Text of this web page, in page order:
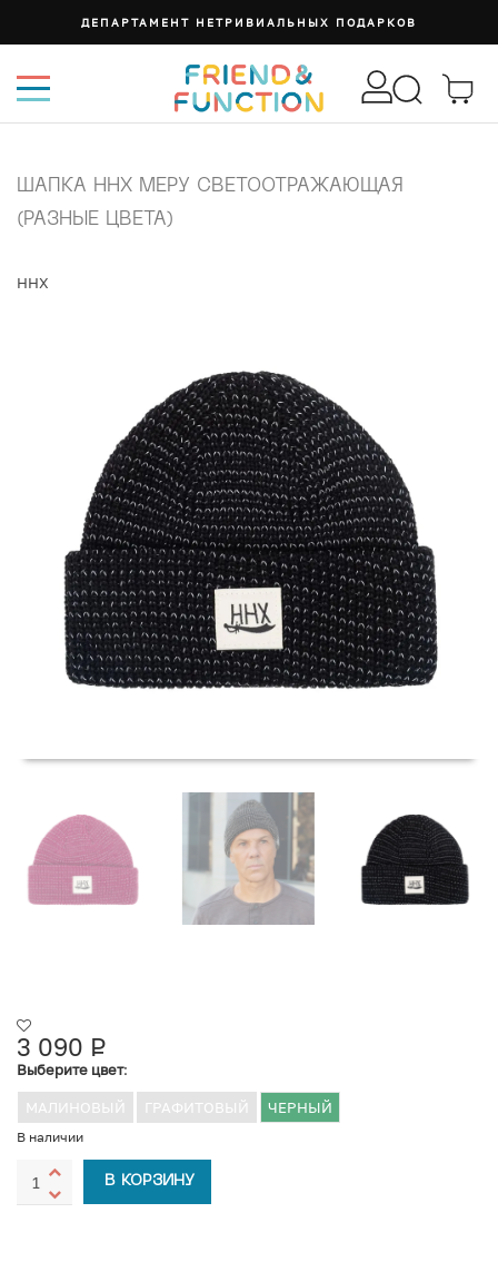
ДЕПАРТАМЕНТ НЕТРИВИАЛЬНЫХ ПОДАРКОВ
ШАПКА ННХ МЕРУ СВЕТООТРАЖАЮЩАЯ
(РАЗНЫЕ ЦВЕТА)
ННХ
3 090 Р
УБ.
Выберите цвет:
МАЛИНОВЫЙ ГРАФИТОВЫЙ ЧЕРНЫЙ
В наличии
В КОРЗИНУ